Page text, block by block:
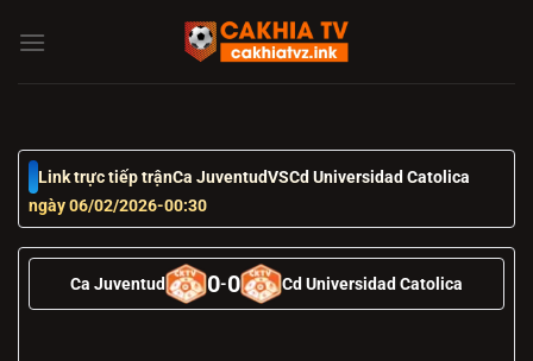
đến
Link trực tiếp trậnCa JuventudVSCd Universidad Catolica
ngày 06/02/2026-00:30
Ca Juventud 0-0 Cd Universidad Catolica